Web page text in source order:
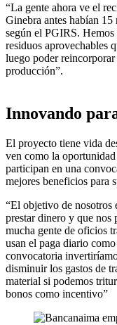
“La gente ahora ve el
Ginebra antes habían
según el PGIRS.
residuos aprovechables
luego poder
producción”.
Innovando
El proyecto tiene vida
ven como la
participan en una
mejores beneficios para
“El objetivo de nosotros
prestar dinero y que nos
mucha gente de oficios
usan el paga diario
convocatoria
disminuir los gastos de
material si podemos
bonos como incentivo”